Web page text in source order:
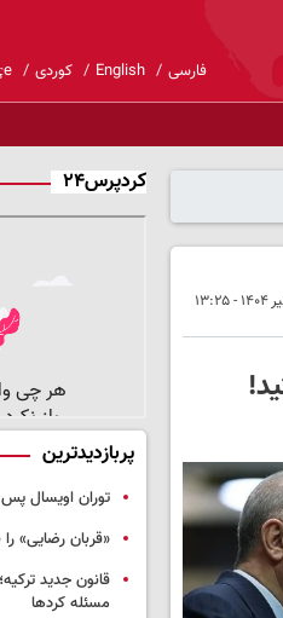
فارسی English کوردی
کردپرس۲۴
پربازدیدترین
توران اویسال پس از ۳۱ سال زندان
«قربان رضایی»
قانون جدید
مسئله کردها